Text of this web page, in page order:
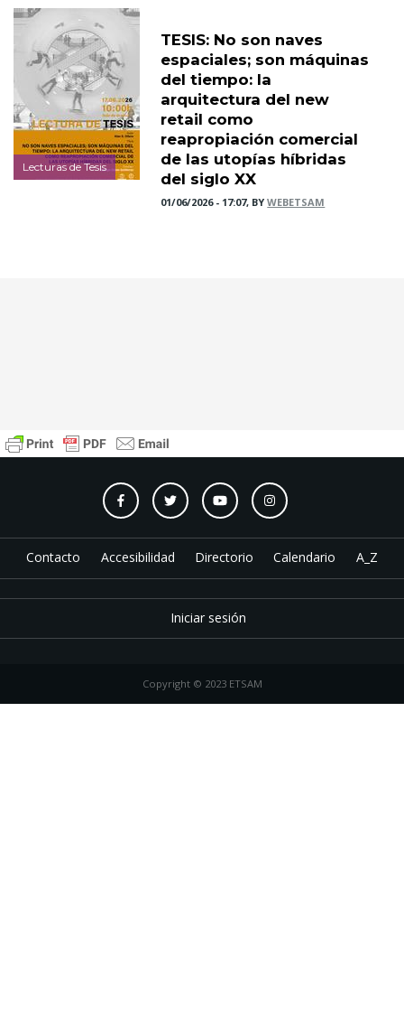
Lecturas de Tesis
TESIS: No son naves
espaciales; son máquinas
del tiempo: la
arquitectura del new
retail como
reapropiación comercial
de las utopías híbridas
del siglo XX
01/06/2026 - 17:07, BYWEBETSAM
Contacto Accesibilidad Directorio Calendario A_Z
Iniciar sesión
Copyright © 2023 ETSAM